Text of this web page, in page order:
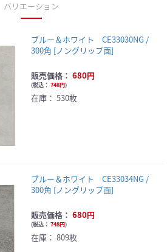
バリエーション
ブルー＆ホワイト CE33030NG /
300角 [ノングリップ面]
販売価格： 680円
(税込： 748円)
在庫： 530枚
ブルー＆ホワイト CE33034NG /
300角 [ノングリップ面]
販売価格： 680円
(税込： 748円)
在庫： 809枚